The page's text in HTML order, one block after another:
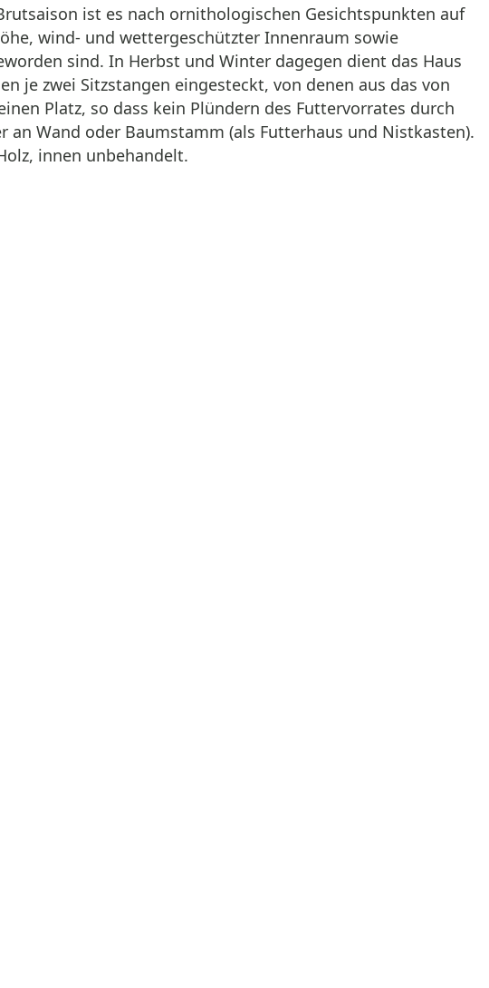
ist es nach ornithologischen Gesichtspunkten auf
wind- und wettergeschützter Innenraum sowie
sind. In Herbst und Winter dagegen dient das Haus
je zwei Sitzstangen eingesteckt, von denen aus das von
Platz, so dass kein Plündern des Futtervorrates durch
Wand oder Baumstamm (als Futterhaus und Nistkasten).
innen unbehandelt.